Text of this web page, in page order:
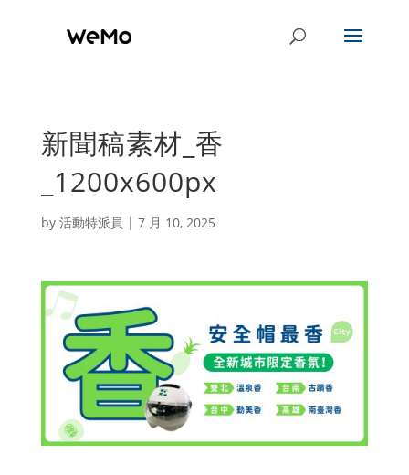
新聞稿素材_香
_1200x600px
by 活動特派員 | 7 月 10, 2025